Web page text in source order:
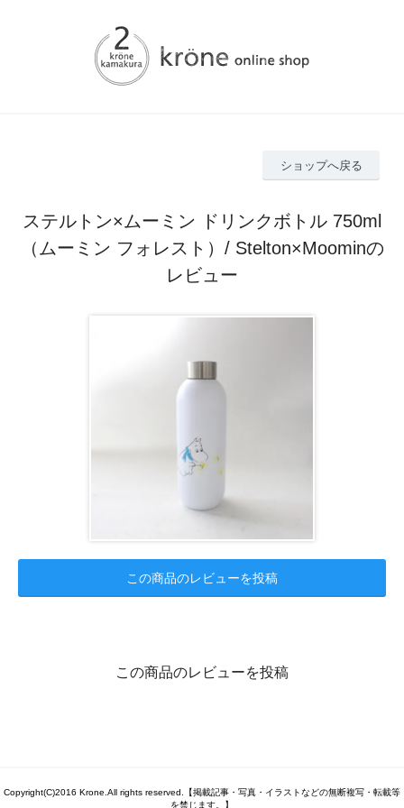
ショップへ戻る
ステルトン×ムーミン ドリンクボトル 750ml
（ムーミン フォレスト）/ Stelton×Moominの
レビュー
この商品のレビューを投稿
この商品のレビューを投稿
Copyright(C)2016 Krone.All rights reserved.【掲載記事・写真・イラストなどの無断複写・転載等
を禁じます。】